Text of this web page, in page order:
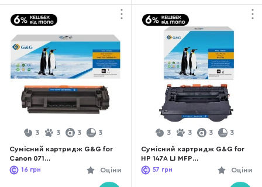
3 3 3 3
Сумісний картридж G&G for
Canon 071
MF272dw/275dw/LBP122dw
1.2k Black (G&G-5645C002)
Оціни
16 грн
3 3 3 3
Сумісний картридж G&G for
HP 147A LJ MFP
M611/M612/M635/M636 10.5k
Black (G&G-W1470A)
Оціни
57 грн